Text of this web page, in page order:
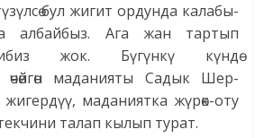
бул жигит ордунда калабы-
албайбыз. Ага жан тартып
жок. Бүгүнкү күндө
өчөйгөн маданияты Садык Шер-
маданиятка жүрөк-оту
талап кылып турат.